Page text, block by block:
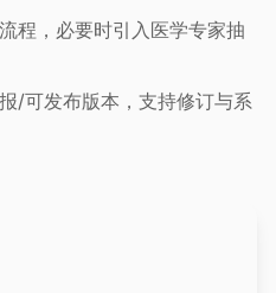
程，必要时引入医学专家抽
/可发布版本，支持修订与系